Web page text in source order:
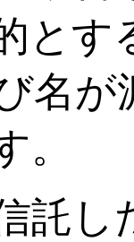
とす
名が
。
託し